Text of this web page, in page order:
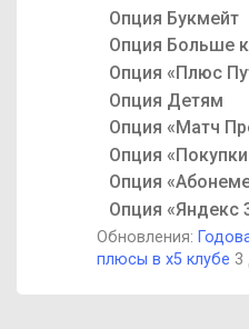
Опция Букмейт
Опция Больше
Опция «Плюс
Опция Детям
Опция «Матч
Опция
Опция
Опция «Яндекс
Обновления:
плюсы в х5 клубе 3